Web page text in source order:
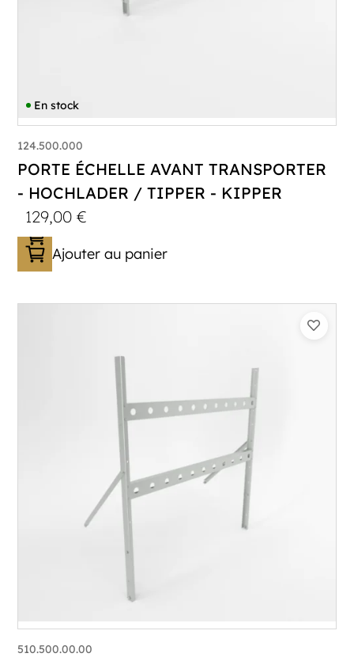
En stock
124.500.000
PORTE ÉCHELLE AVANT TRANSPORTER
- HOCHLADER / TIPPER - KIPPER
129,00€
Ajouter au panier
510.500.00.00